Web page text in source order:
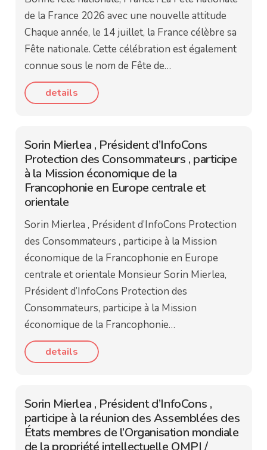
de la France 2026 avec une nouvelle attitude
Chaque année, le 14 juillet, la France célèbre sa
Fête nationale. Cette célébration est également
connue sous le nom de Fête de…
details
Sorin Mierlea , Président d’InfoCons
Protection des Consommateurs , participe
à la Mission économique de la
Francophonie en Europe centrale et
orientale
Sorin Mierlea , Président d’InfoCons Protection
des Consommateurs , participe à la Mission
économique de la Francophonie en Europe
centrale et orientale Monsieur Sorin Mierlea,
Président d’InfoCons Protection des
Consommateurs, participe à la Mission
économique de la Francophonie…
details
Sorin Mierlea , Président d’InfoCons ,
participe à la réunion des Assemblées des
États membres de l’Organisation mondiale